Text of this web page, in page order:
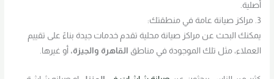
أصلية.
3. مراكز صيانة عامة في منطقتك:
يمكنك البحث عن مراكز صيانة محلية تقدم خدمات جيدة بناءً على تقييم
العملاء، مثل تلك الموجودة في مناطق القاهرة والجيزة، أو غيرها.